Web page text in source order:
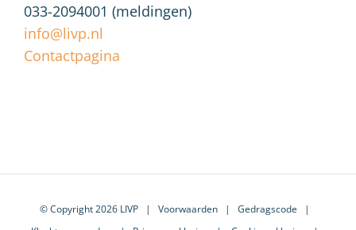
033-2094001 (meldingen)
info@livp.nl
Contactpagina
© Copyright 2026 LIVP | Voorwaarden| Gedragscode |